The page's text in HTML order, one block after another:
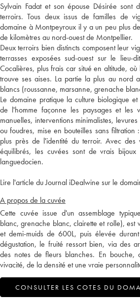
Sylvain Fadat et son épouse Désirée sont
terroirs. Tous deux issus de familles de
domaine à Montpeyroux il y a un peu plus
de kilomètres au nord-ouest de Montpellier.
Deux terroirs bien distincts composent leur
terrasses exposées sud-ouest sur le lieu-
Cocalières, plus frais car situé en altitude,
trouve ses aises. La partie la plus au nord
blancs (roussanne, marsanne, grenache
Le domaine pratique la culture biologique
de l'homme façonne les paysages et les
manuelles, interventions minimalistes,
ou foudres, mise en bouteilles sans
plus près de l'identité du terroir. Avec des
équilibrés, les cuvées sont de vrais bijoux
languedocien.
Lire l'article du Journal iDealwine sur le
A propos de la cuvée
Cette cuvée issue d'un assemblage
blanc, grenache blanc, clairette et rolle),
et demi-muids de 600L, puis élevée
dégustation, le fruité ressort bien, via des
des notes de fleurs blanches. En bouche,
vivacité, de la densité et une vraie
CONSULTER LES COTES DU